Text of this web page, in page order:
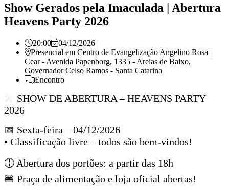
Show Gerados pela Imaculada | Abertura
Heavens Party 2026
20:00
04/12/2026
Presencial em Centro de Evangelização Angelino Rosa |
Cear - Avenida Papenborg, 1335 - Areias de Baixo,
Governador Celso Ramos - Santa Catarina
Encontro
SHOW DE ABERTURA – HEAVENS PARTY
2026
📅 Sexta-feira – 04/12/2026
▪ Classificação livre – todos são bem-vindos!
🕕 Abertura dos portões: a partir das 18h
🍔 Praça de alimentação e loja oficial abertas!